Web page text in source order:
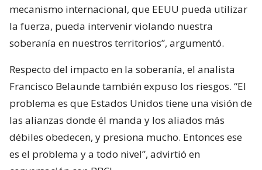
mecanismo internacional, que EEUU pueda utilizar
la fuerza, pueda intervenir violando nuestra
soberanía en nuestros territorios”, argumentó.
Respecto del impacto en la soberanía, el analista
Francisco Belaunde también expuso los riesgos. “El
problema es que Estados Unidos tiene una visión de
las alianzas donde él manda y los aliados más
débiles obedecen, y presiona mucho. Entonces ese
es el problema y a todo nivel”, advirtió en